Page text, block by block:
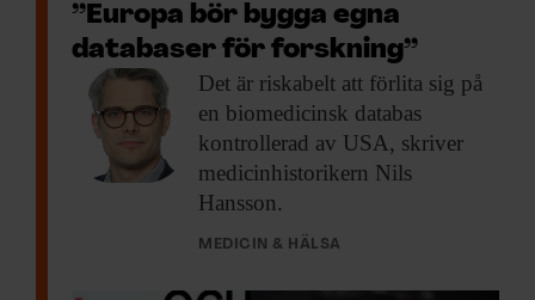
”Europa bör bygga egna
databaser för forskning”
Det är riskabelt att förlita sig på
en biomedicinsk databas
kontrollerad av USA, skriver
medicinhistorikern Nils
Hansson.
MEDICIN & HÄLSA